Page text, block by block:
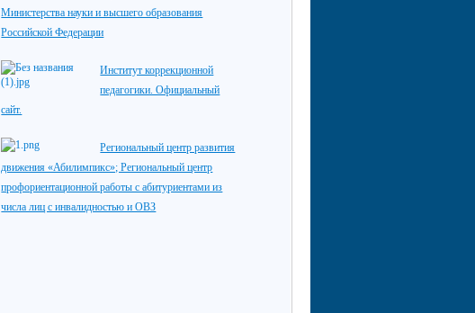
Министерства науки и высшего образования
Российской Федерации
Институт коррекционной
педагогики. Официальный
сайт.
Региональный центр развития
движения «Абилимпикс»; Региональный центр
профориентационной работы с абитуриентами из
числа лиц с инвалидностью и ОВЗ